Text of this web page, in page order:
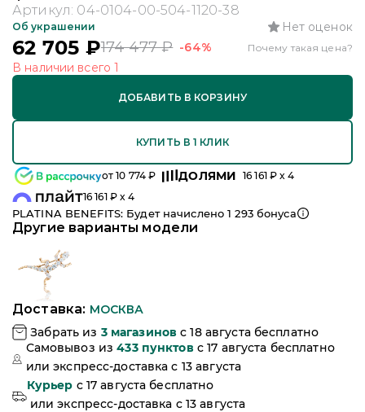
Артикул: 04-0104-00-504-1120-38
Об украшении Нет оценок
62 705 ₽174 477₽ -64% Почему такая цена?
В наличии всего1
ДОБАВИТЬ В КОРЗИНУ
КУПИТЬ В 1 КЛИК
от10 774 ₽ ДОЛЯМИ 16 161₽ x 4
16 161₽ x 4
PLATINA BENEFITS: Будет начислено1 293 бонуса
Другие варианты модели
Доставка: МОСКВА
Забрать из 3магазинов c 18 августа бесплатно
Самовывоз из433пунктов c 17 августа бесплатно
илиэкспресс-доставка c 13 августа
Курьер c 17 августа бесплатно
илиэкспресс-доставка c 13 августа